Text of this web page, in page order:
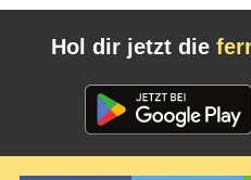
Hol dir jetzt die